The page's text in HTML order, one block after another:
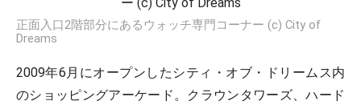
正面入口2階部分にあるウォッチ専門コーナー (c) City of
Dreams
2009年6月にオープンしたシティ・オブ・ドリームス内
のショッピングアーケード。クラウンタワーズ、ハード